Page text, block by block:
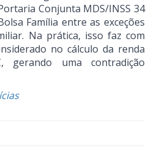
Conjunta MDS/INSS 34
Família entre as exceções
Na prática, isso faz com
no cálculo da renda
gerando uma contradição